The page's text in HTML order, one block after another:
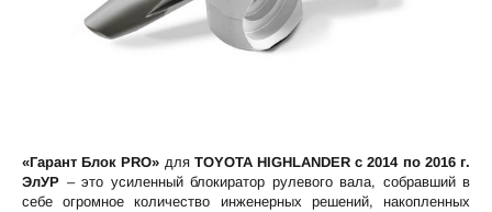
«Гарант Блок PRO» для TOYOTA HIGHLANDER c 2014 по 2016 г.
ЭлУР – это усиленный блокиратор рулевого вала, собравший в
себе огромное количество инженерных решений, накопленных